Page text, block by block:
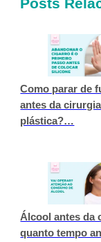
Como parar de
antes da cirurgia
plástica?…
Álcool antes da
quanto tempo